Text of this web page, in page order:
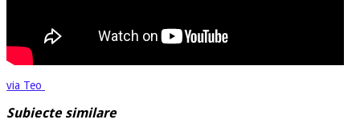
via Teo
Subiecte similare